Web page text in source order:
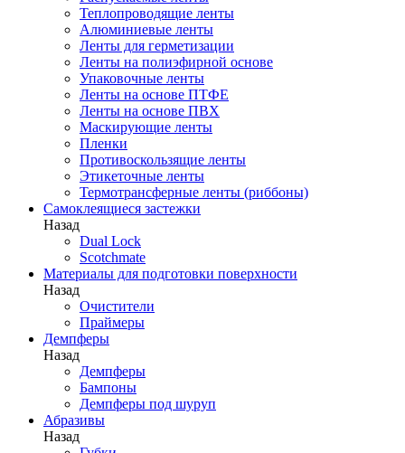
Теплопроводящие ленты
Алюминиевые ленты
Ленты для герметизации
Ленты на полиэфирной основе
Упаковочные ленты
Ленты на основе ПТФЕ
Ленты на основе ПВХ
Маскирующие ленты
Пленки
Противоскользящие ленты
Этикеточные ленты
Термотрансферные ленты (риббоны)
Cамоклеящиеся застежки
Назад
Dual Lock
Scotchmate
Материалы для подготовки поверхности
Назад
Очистители
Праймеры
Демпферы
Назад
Демпферы
Бампоны
Демпферы под шуруп
Абразивы
Назад